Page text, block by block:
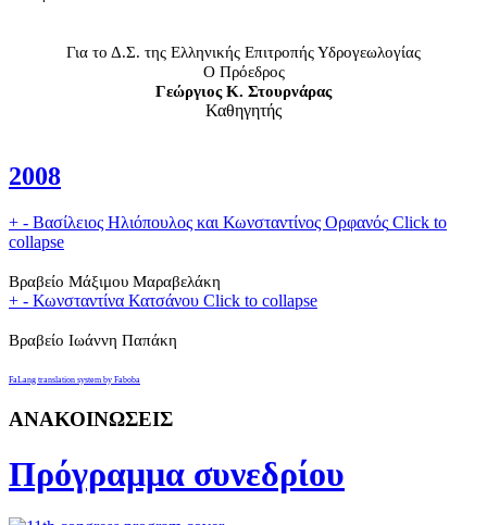
Για το Δ.Σ. της Ελληνικής Επιτροπής Υδρογεωλογίας
Ο Πρόεδρος
Γεώργιος Κ. Στουρνάρας
Καθηγητής
2008
+ - Βασίλειος Ηλιόπουλος και Κωνσταντίνος Ορφανός Click to
collapse
Βραβείο Μάξιμου Μαραβελάκη
+ - Κωνσταντίνα Κατσάνου Click to collapse
Βραβείο Ιωάννη Παπάκη
FaLang translation system by Faboba
ΑΝΑΚΟΙΝΩΣΕΙΣ
Πρόγραμμα συνεδρίου